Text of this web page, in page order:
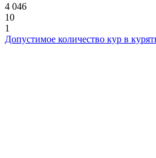
4 046
10
1
Допустимое количество кур в